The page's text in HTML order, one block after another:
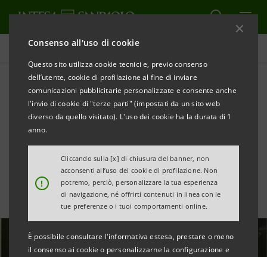
Consenso all'uso di cookie
Questo sito utilizza cookie tecnici e, previo consenso
dell’utente, cookie di profilazione al fine di inviare
comunicazioni pubblicitarie personalizzate e consente anche
l'invio di cookie di "terze parti" (impostati da un sito web
diverso da quello visitato). L'uso dei cookie ha la durata di 1
anno.
!
Cliccando sulla [x] di chiusura del banner, non
acconsenti all’uso dei cookie di profilazione. Non
potremo, perciò, personalizzare la tua esperienza
di navigazione, né offrirti contenuti in linea con le
tue preferenze o i tuoi comportamenti online.
È possibile consultare l'informativa estesa, prestare o meno
il consenso ai cookie o personalizzarne la configurazione e
Tutte le news
“L’Ebreo Onorario”,
l’impegno antifascista del
banchiere Raffaele Mattioli